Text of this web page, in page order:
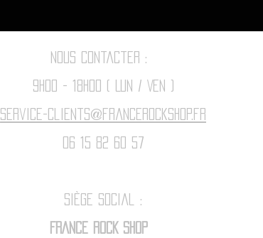
Nous contacter :
9h00 - 18H00 ( Lun / Ven )
Service-clients@francerockshop.fr
06 15 82 60 57
Siège Social :
FRANCE ROCK SHOP